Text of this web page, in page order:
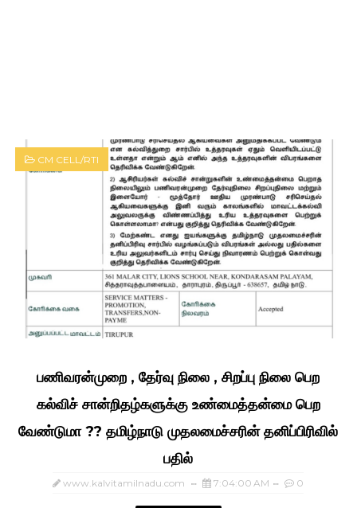
CM CELL/RTI
பணிவரன்முறை , தேர்வு நிலை , சிறப்பு நிலை பெற
கல்விச் சான்றிதழ்களுக்கு உண்மைத்தன்மை பெற
வேண்டுமா ?? தமிழ்நாடு முதலமைச்சரின் தனிப்பிரிவில்
பதில்
www.kalvitamilnadu.com 7:04:00 AM 0